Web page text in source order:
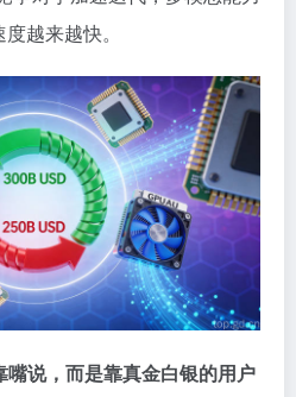
越来越快。
说，而是靠真金白银的用户